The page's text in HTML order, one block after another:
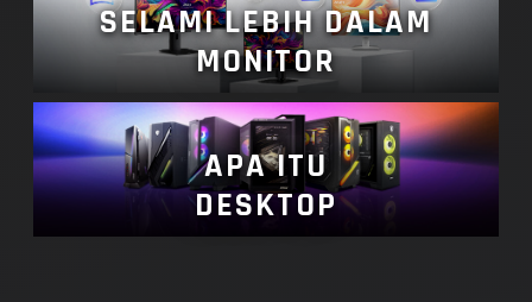
SELAMI LEBIH DALAM
MONITOR
APA ITU
DESKTOP